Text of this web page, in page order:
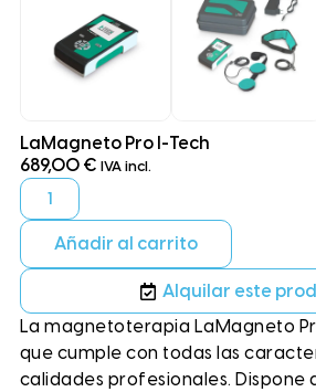
LaMagneto Pro I-Tech
689,00 € IVA incl.
Añadir al carrito
Alquilar este
La magnetoterapia LaMagneto
que cumple con todas las
calidades profesionales. Dispone